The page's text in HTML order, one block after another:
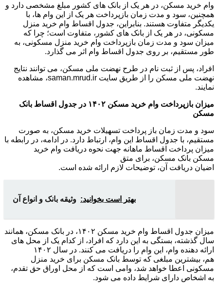
وام خرید مسکن، در هر یک از بانک های کشور مبلغ مشخصی دارد و
همچنین، سود و مدت زمان بازپرداخت هر یک از این وام ها، با
یکدیگر متفاوت هستند. بنابراین، جدول اقساط وام خرید منزل
مسکونی، در هر یک از بانک های کشور، متفاوت است؛ چرا که
میزان سود و مدت زمان بازپرداخت وام خرید منزل مسکونی، به
طور مستقیم، بر روی جدول اقساط وام اثر می گذارد.
افراد، پس از ثبت نام در طرح نهضت ملی مسکن، می توانند نتایج
نهضت ملی مسکن را از طریق سایت saman.mrud.ir، مشاهده
نمایند.
میزان بازپرداخت وام خرید مسکن ۱۴۰۲ در جدول اقساط بانک
مسکن
سود و مدت زمان باز پرداخت تسهیلات خرید مسکن، به صورت
مستقیم، با جدول اقساط این وام، ارتباط دارد. در ادامه، در رابطه با
میزان پرداخت اقساط ماهانه جهت نحوه دریافت وام خرید
مسکن بانک مسکن، برای متق
اضیان دریافت آن، توضیحات لازم ارائه شده است.
بهتر است بخوانید: وثیقه بانک و انواع آن
میزان جدول اقساط وام خرید مسکن ۱۴۰۲، در بانک مسکن، همانند
سال گذشته، بستگی به این دارد که افراد، از کدام یک از محل های
ارائه دهنده وام، این وام را دریافت می کنند. در سال ۱۴۰۲
هم، بیشترین مبلغی که توسط بانک مسکن برای خرید منزل
مسکونی اعطا خواهد شد، وامی است که از محل اوراق حق تقدم،
به اشخاص دارای شرایط داده می شود.